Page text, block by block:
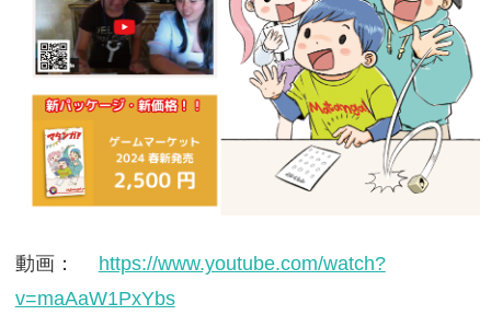
動画：
https://www.youtube.com/watch?
v=maAaW1PxYbs